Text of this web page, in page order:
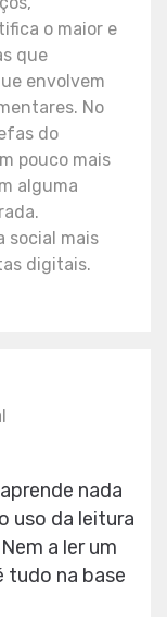
o maior e
que
envolvem
No
do
pouco mais
alguma
social mais
digitais.
nada
uso da leitura
a ler um
tudo na base